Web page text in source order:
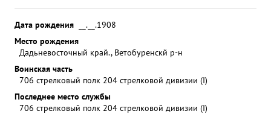
Дата рождения
__.__.1908
Место рождения
Дадьневосточный край., Ветобуренскй р-н
Воинская часть
706 стрелковый полк 204 стрелковой дивизии (I)
Последнее место службы
706 стрелковый полк 204 стрелковой дивизии (I)